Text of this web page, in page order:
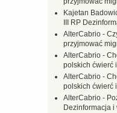
Kajetan
III RP
AlterCabrio -
przyjmować
AlterCabrio -
polskich ćwierć
AlterCabrio -
polskich ćwierć
AlterCabrio -
Dezinformacja i